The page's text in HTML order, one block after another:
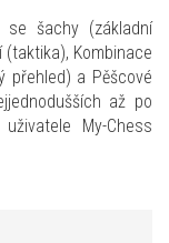
se šachy (základní
(taktika), Kombinace
přehled) a Pěšcové
až po
My-Chess